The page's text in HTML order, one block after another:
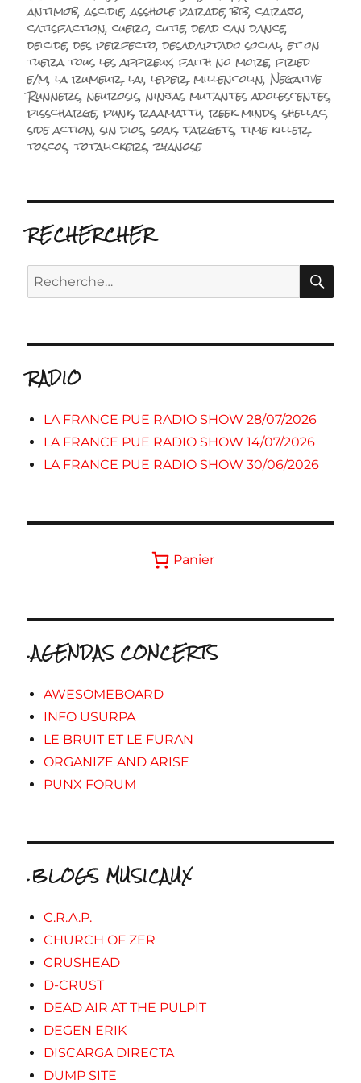
le
antimob,ascidie,asshole parade,bib,carajo,
catisfaction,cuero,cutie,dead can dance,
deicide,des perfecto,desadaptado social,et on
tuera tous les affreux,faith no more,fried
e/m,la rumeur,lai,leper,millencolin,Negative
Runners,neurosis,ninjas mutantes adolescentes,
pisscharge,punk,raamattu,reek minds,shellac,
side action,sin dios,soak,targets,time killer,
toscos,totalickers,zyanose
RECHERCHER
Recherche
pour :
RADIO
LA FRANCE PUE RADIO SHOW 28/07/2026
LA FRANCE PUE RADIO SHOW 14/07/2026
LA FRANCE PUE RADIO SHOW 30/06/2026
Panier
.AGENDAS CONCERTS
AWESOMEBOARD
INFO USURPA
LE BRUIT ET LE FURAN
ORGANIZE AND ARISE
PUNX FORUM
.BLOGS MUSICAUX
C.R.A.P.
CHURCH OF ZER
CRUSHEAD
D-CRUST
DEAD AIR AT THE PULPIT
DEGEN ERIK
DISCARGA DIRECTA
DUMP SITE